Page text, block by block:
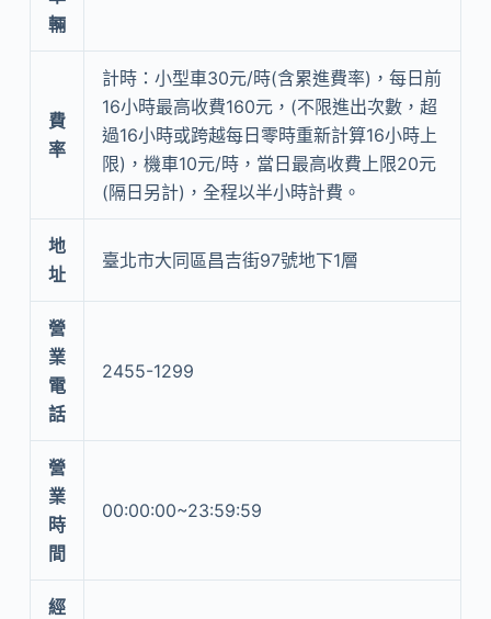
輛
費
率
計時：小型車30元/時(含累進費率)，每日前
16小時最高收費160元，(不限進出次數，超
過16小時或跨越每日零時重新計算16小時上
限)，機車10元/時，當日最高收費上限20元
(隔日另計)，全程以半小時計費。
地
址
臺北市大同區昌吉街97號地下1層
營
業
電
話
2455-1299
營
業
時
間
00:00:00~23:59:59
經